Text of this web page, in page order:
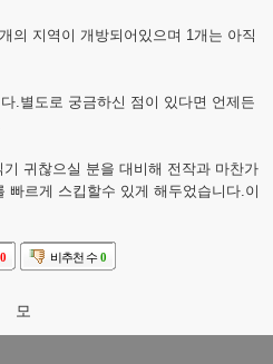
의 지역이 개방되어있으며 1개는 아직
.별도로 궁금하신 점이 있다면 언제든
귀찮으실 분을 대비해 전작과 마찬가
빠르게 스킵할수 있게 해두었습니다.이
0 비추천 수 0
모